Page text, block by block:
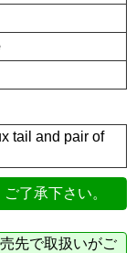
tail and pair of
了承下さい。
先で取扱いがご